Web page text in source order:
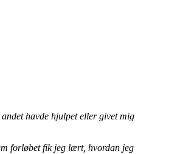
havde hjulpet eller givet mig
forløbet fik jeg lært, hvordan jeg